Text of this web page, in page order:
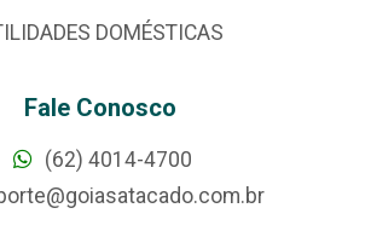
DOMÉSTICAS
Fale Conosco
(62) 4014-4700